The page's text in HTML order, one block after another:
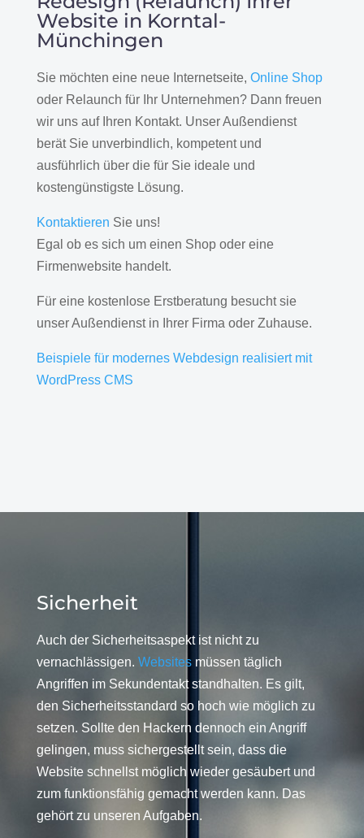
Website in Korntal-
Münchingen
Sie möchten eine neue Internetseite, Online Shop
oder Relaunch für Ihr Unternehmen? Dann freuen
wir uns auf Ihren Kontakt. Unser Außendienst
berät Sie unverbindlich, kompetent und
ausführlich über die für Sie ideale und
kostengünstigste Lösung.
Kontaktieren Sie uns!
Egal ob es sich um einen Shop oder eine
Firmenwebsite handelt.
Für eine kostenlose Erstberatung besucht sie
unser Außendienst in Ihrer Firma oder Zuhause.
Beispiele für modernes Webdesign realisiert mit
WordPress CMS
Sicherheit
Auch der Sicherheitsaspekt ist nicht zu
vernachlässigen. Websitesmüssen täglich
Angriffen im Sekundentakt standhalten. Es gilt,
den Sicherheitsstandard so hoch wie möglich zu
setzen. Sollte den Hackern dennoch ein Angriff
gelingen, muss sichergestellt sein, dass die
Website schnellst möglich wieder gesäubert und
zum funktionsfähig gemacht werden kann. Das
gehört zu unseren Aufgaben.